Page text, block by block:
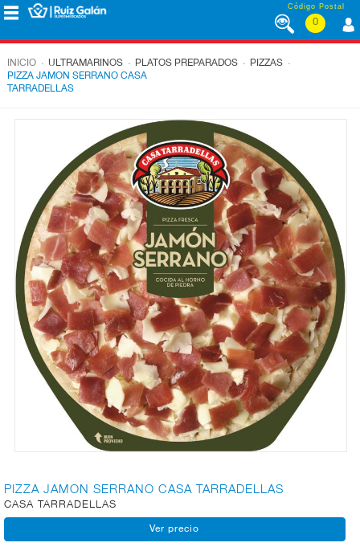
Saltar al contenido Código Postal
0
CORPORATIVO
MERIENDA
LÁCTEOS
CONGELADOS
AL
INICIO . ULTRAMARINOS . PLATOS PREPARADOS . PIZZAS .
PIZZA JAMON SERRANO CASA
TARRADELLAS
PIZZA JAMON SERRANO CASA TARRADELLAS
CASA TARRADELLAS